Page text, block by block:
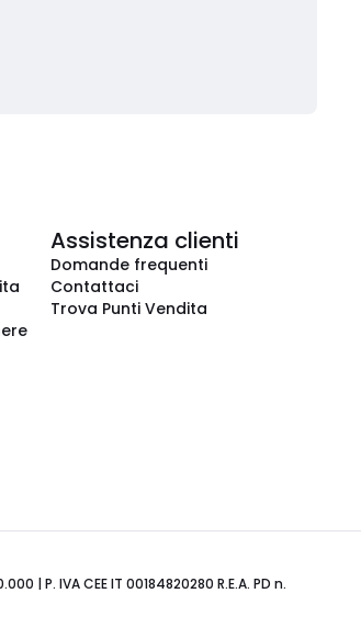
Assistenza clienti
Domande frequenti
Contattaci
Trova Punti Vendita
| P. IVA CEE IT 00184820280 R.E.A. PD n.